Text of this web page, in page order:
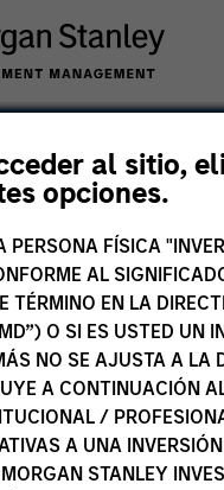
al sitio,
opciones.
PERSONA FÍSICA
AL
TÉRMINO EN LA
O SI ES USTED UN
NO SE AJUSTA A LA
A CONTINUACIÓN
/
A UNA
STANLEY